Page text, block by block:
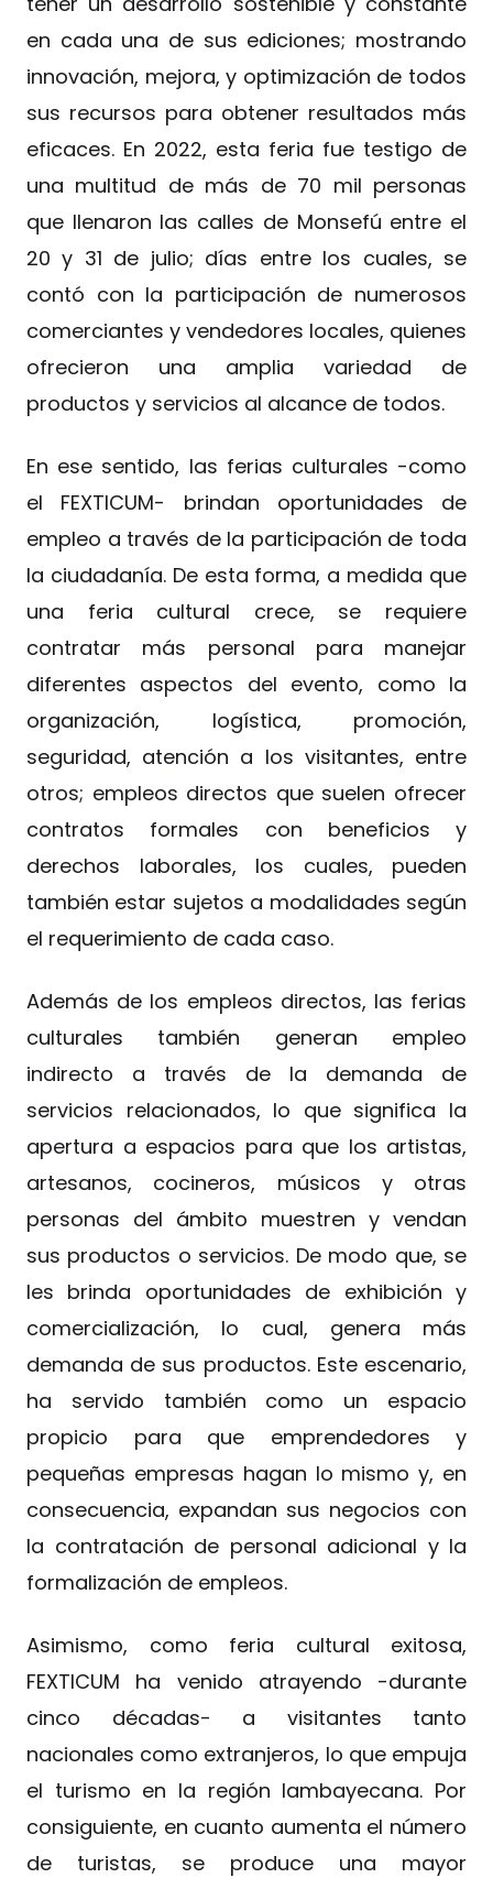
en cada una de sus ediciones; mostrando
innovación, mejora, y optimización de todos
sus recursos para obtener resultados más
eficaces. En 2022, esta feria fue testigo de
una multitud de más de 70 mil personas
que llenaron las calles de Monsefú entre el
20 y 31 de julio; días entre los cuales, se
contó con la participación de numerosos
comerciantes y vendedores locales, quienes
ofrecieron una amplia variedad de
productos y servicios al alcance de todos.
En ese sentido, las ferias culturales -como
el FEXTICUM- brindan oportunidades de
empleo a través de la participación de toda
la ciudadanía. De esta forma, a medida que
una feria cultural crece, se requiere
contratar más personal para manejar
diferentes aspectos del evento, como la
organización, logística, promoción,
seguridad, atención a los visitantes, entre
otros; empleos directos que suelen ofrecer
contratos formales con beneficios y
derechos laborales, los cuales, pueden
también estar sujetos a modalidades según
el requerimiento de cada caso.
Además de los empleos directos, las ferias
culturales también generan empleo
indirecto a través de la demanda de
servicios relacionados, lo que significa la
apertura a espacios para que los artistas,
artesanos, cocineros, músicos y otras
personas del ámbito muestren y vendan
sus productos o servicios. De modo que, se
les brinda oportunidades de exhibición y
comercialización, lo cual, genera más
demanda de sus productos. Este escenario,
ha servido también como un espacio
propicio para que emprendedores y
pequeñas empresas hagan lo mismo y, en
consecuencia, expandan sus negocios con
la contratación de personal adicional y la
formalización de empleos.
Asimismo, como feria cultural exitosa,
FEXTICUM ha venido atrayendo -durante
cinco décadas- a visitantes tanto
nacionales como extranjeros, lo que empuja
el turismo en la región lambayecana. Por
consiguiente, en cuanto aumenta el número
de turistas, se produce una mayor